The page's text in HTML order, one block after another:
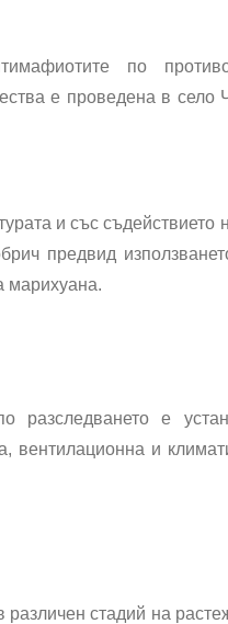
по
е проведена в село
и със
предвид
марихуана.
разследването е
вентилационна и
различен стадий на